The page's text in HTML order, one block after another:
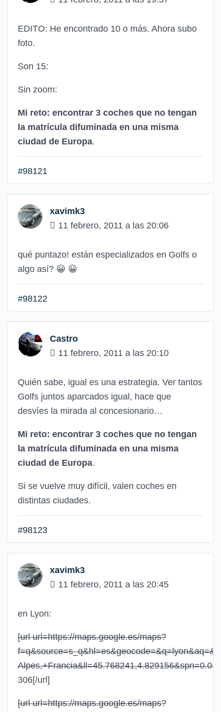
EDITO: He encontrado 10 o más. Ahora subo
foto.
Son 15:
Sin zoom:
Mi reto: encontrar 3 coches que no tengan
la matrícula difuminada en una misma
ciudad de Europa.
#98121
xavimk3
11 febrero, 2011 a las 20:06
qué puntazo! están especializados en Golfs o
algo así? 😀 😀
#98122
Castro
11 febrero, 2011 a las 20:10
Quién sabe, igual es una estrategia. Ver tantos
Golfs juntos aparcados igual, hace que
desvíes la mirada al concesionario…
Mi reto: encontrar 3 coches que no tengan
la matrícula difuminada en una misma
ciudad de Europa.
Si se vuelve muy difícil, valen coches en
distintas ciudades.
#98123
xavimk3
11 febrero, 2011 a las 20:45
en Lyon:
[url url=https://maps.google.es/maps?
306[/url]
[url url=https://maps.google.es/maps?